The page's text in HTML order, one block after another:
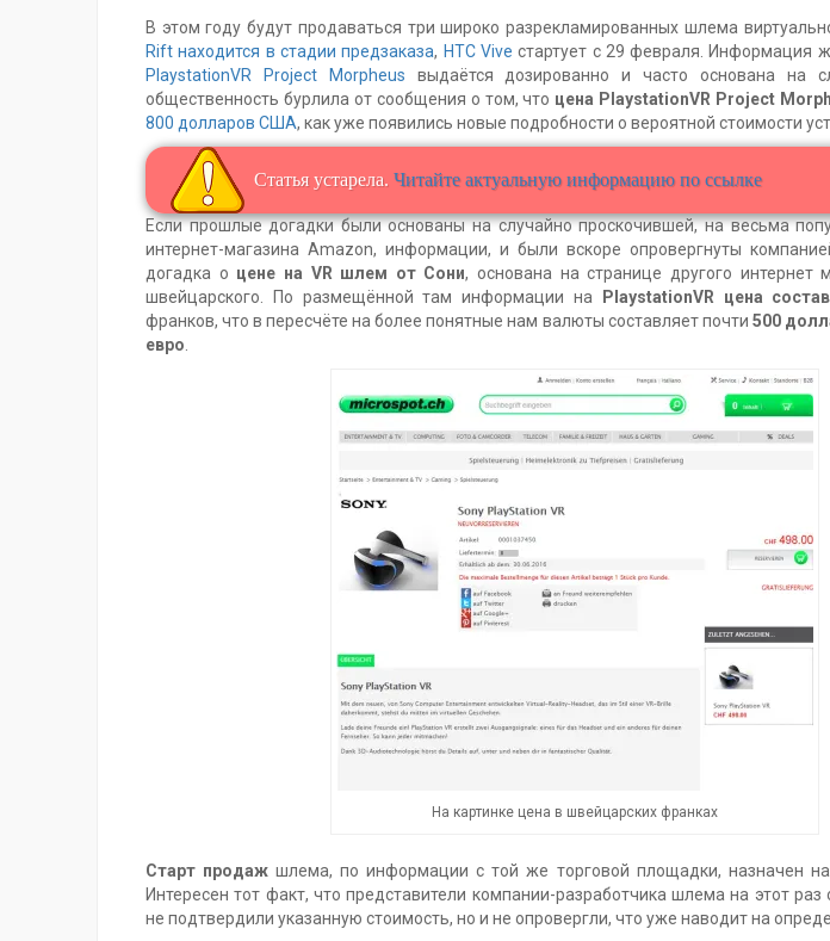
В этом году будут продаваться три широко разрекламированных шлема
Rift находится в стадии предзаказа, HTC Vive стартует с 29 февраля. Информация
PlaystationVR Project Morpheus выдаётся дозированно и часто основана на
общественность бурлила от сообщения о том, что цена PlaystationVR Project
800 долларов США, как уже появились новые подробности о вероятной стоимости
Статья устарела. Читайте актуальную информацию по ссылке
Если прошлые догадки были основаны на случайно проскочившей, на весьма
интернет-магазина Amazon, информации, и были вскоре опровергнуты
догадка о цене на VR шлем от Сони, основана на странице другого интернет
швейцарского. По размещённой там информации на
PlaystationVR цена
франков, что в пересчёте на более понятные нам валюты составляет почти 500
евро
На картинке цена в швейцарских франках
Старт продаж шлема, по информации с той же торговой площадки, назначен на
Интересен тот факт, что представители компании-разработчика шлема на этот
не подтвердили указанную стоимость, но и не опровергли, что уже наводит на